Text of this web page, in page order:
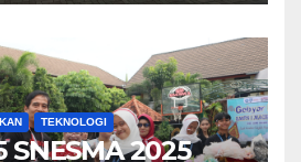
TEKNOLOGI
SNESMA 2025